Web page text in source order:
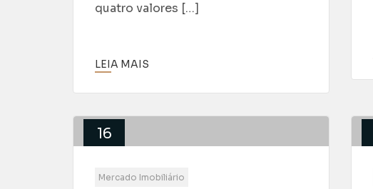
quatro valores […]
LEIA MAIS
16
Mercado Imobiliário